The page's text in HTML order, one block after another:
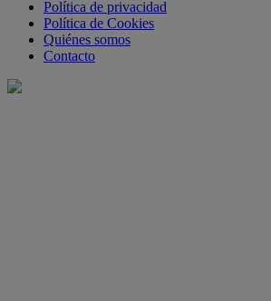
Política de privacidad
Política de Cookies
Quiénes somos
Contacto